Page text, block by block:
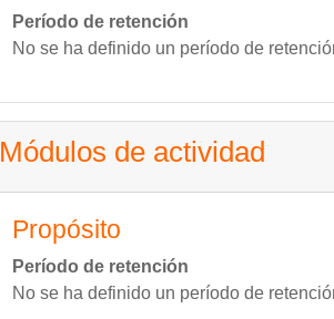
Período de retención
No se ha definido un período de
Módulos de actividad
Propósito
Período de retención
No se ha definido un período de